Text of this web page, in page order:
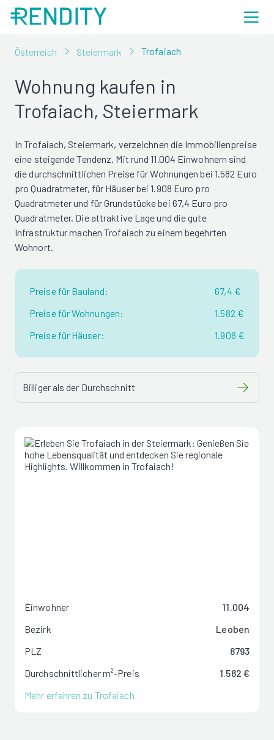
Österreich Steiermark Trofaiach
Wohnung kaufen in
Trofaiach, Steiermark
In Trofaiach, Steiermark, verzeichnen die Immobilienpreise
eine steigende Tendenz. Mit rund 11.004 Einwohnern sind
die durchschnittlichen Preise für Wohnungen bei 1.582 Euro
pro Quadratmeter, für Häuser bei 1.908 Euro pro
Quadratmeter und für Grundstücke bei 67,4 Euro pro
Quadratmeter. Die attraktive Lage und die gute
Infrastruktur machen Trofaiach zu einem begehrten
Wohnort.
Preise für Bauland:
67,4 €
Preise für Wohnungen:
1.582 €
Preise für Häuser:
1.908 €
Billiger als der Durchschnitt
Einwohner
11.004
Bezirk
Leoben
PLZ
8793
Durchschnittlicher m²-Preis
1.582 €
Mehr erfahren zu Trofaiach